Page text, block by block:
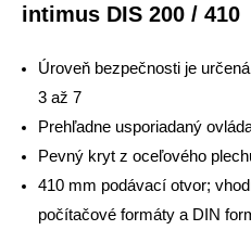
intimus DIS 200 / 410
Úroveň bezpečnosti je
3 až 7
Prehľadne usporiadaný
Pevný kryt z oceľového
410 mm podávací otvor;
počítačové formáty a DIN